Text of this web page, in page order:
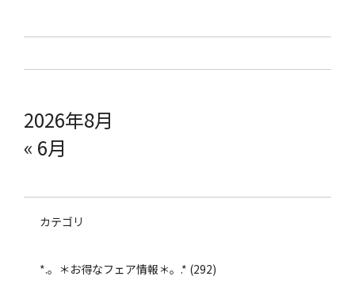
2026年8月
« 6月
カテゴリ
*.。＊お得なフェア情報＊。.* (292)